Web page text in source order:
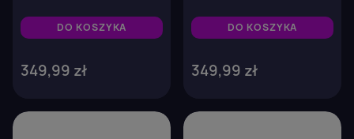
Blue
DO KOSZYKA
349,99 zł
DO KOSZYKA
349,99 zł